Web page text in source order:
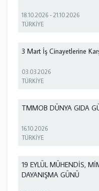
18.10.2026 -21.10.2026
TÜRKİYE
3 Mart İş Cinayetlerine
03.03.2026
TÜRKİYE
TMMOB DÜNYA GIDA
16.10.2026
TÜRKİYE
19 EYLÜL MÜHENDİS,
DAYANIŞMA GÜNÜ